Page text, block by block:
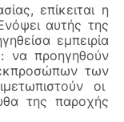
επίκειται η
αυτής της
εμπειρία
να προηγηθούν
των
οι
της παροχής